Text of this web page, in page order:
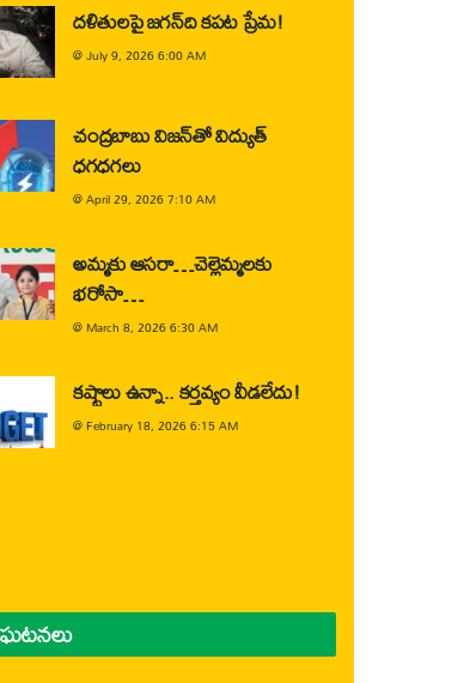
దళితులపై జగన్‌ది కపట ప్రేమ!
@July 9, 2026 6:00 AM
చంద్రబాబు విజన్‌తో విద్యుత్
ధగధగలు
@April 29, 2026 7:10 AM
అమ్మకు ఆసరా…చెల్లెమ్మలకు
భరోసా…
@ March 8, 2026 6:30 AM
కష్టాలు ఉన్నా.. కర్తవ్యం వీడలేదు!
@February 18, 2026 6:15 AM